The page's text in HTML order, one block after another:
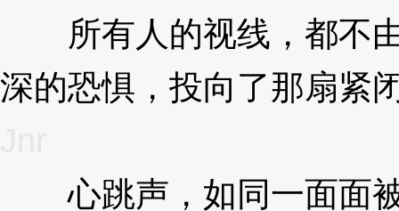
所有人的视线，都不由
深的恐惧，投向了那扇紧
心跳声，如同一面面被